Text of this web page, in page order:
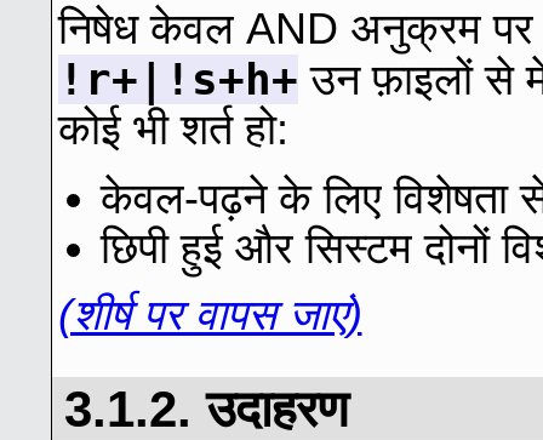
निषेध केवल AND अनुक्रम पर
!r+|!s+h+ उन फ़ाइलों से
कोई भी शर्त हो:
केवल-पढ़ने के लिए विशेषता
छिपी हुई और सिस्टम दोनों
(शीर्ष पर वापस जाएं)
3.1.2. उदाहरण